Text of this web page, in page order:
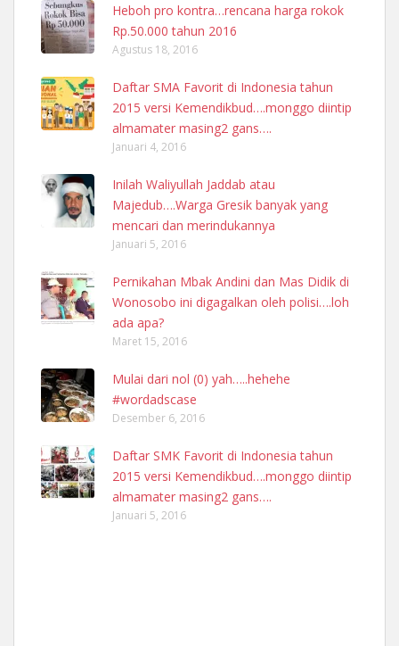
Heboh pro kontra…rencana harga rokok
Rp.50.000 tahun 2016
Agustus 18, 2016
Daftar SMA Favorit di Indonesia tahun
2015 versi Kemendikbud….monggo diintip
almamater masing2 gans….
Januari 4, 2016
Inilah Waliyullah Jaddab atau
Majedub….Warga Gresik banyak yang
mencari dan merindukannya
Januari 5, 2016
Pernikahan Mbak Andini dan Mas Didik di
Wonosobo ini digagalkan oleh polisi….loh
ada apa?
Maret 15, 2016
Mulai dari nol (0) yah…..hehehe
#wordadscase
Desember 6, 2016
Daftar SMK Favorit di Indonesia tahun
2015 versi Kemendikbud….monggo diintip
almamater masing2 gans….
Januari 5, 2016